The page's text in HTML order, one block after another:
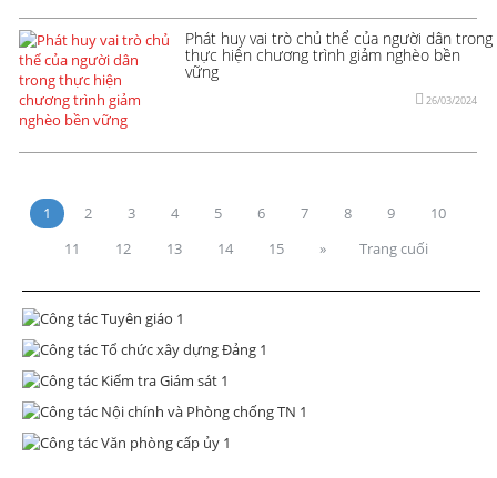
Phát huy vai trò chủ thể của người dân trong
thực hiện chương trình giảm nghèo bền
vững
26/03/2024
1 2 3 4 5 6 7 8 9
10
11
12 13 14 15 » Trang cuối